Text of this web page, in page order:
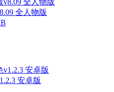
全人物版
安卓版